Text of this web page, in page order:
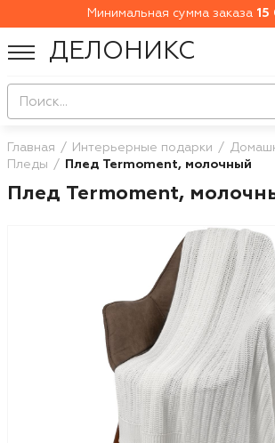
Минимальная сумма заказа 15
ДЕЛОНИКС
Главная Интерьерные подарки
Пледы
Плед Termoment, молочный
Плед Termoment,